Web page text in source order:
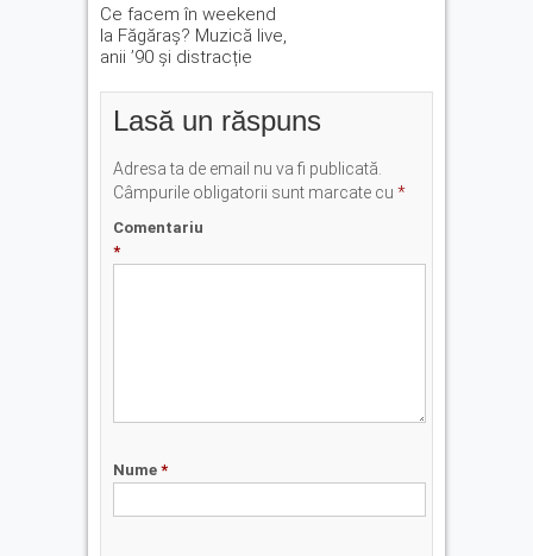
Ce facem în weekend
la Făgăraș? Muzică live,
anii ’90 și distracție
Lasă un răspuns
Adresa ta de email nu va fi publicată.
Câmpurile obligatorii sunt marcate cu *
Comentariu
*
Nume *